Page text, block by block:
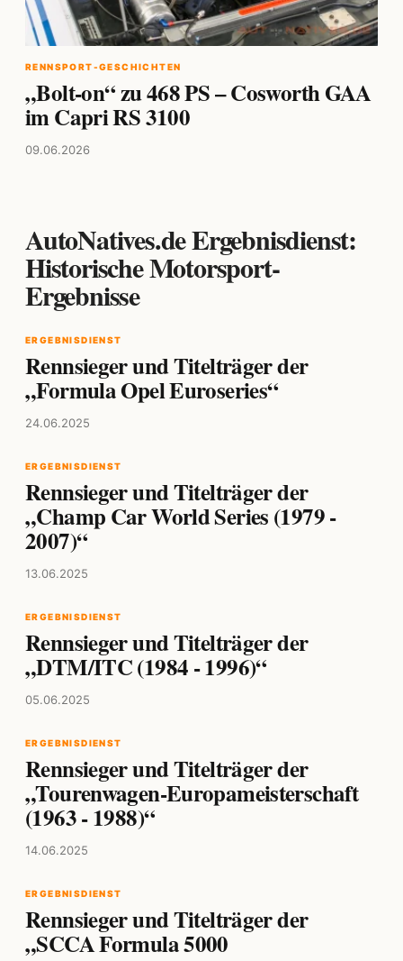
RENNSPORT-GESCHICHTEN
„Bolt-on“ zu 468 PS – Cosworth GAA
im Capri RS 3100
09.06.2026
AutoNatives.de Ergebnisdienst:
Historische Motorsport-
Ergebnisse
ERGEBNISDIENST
Rennsieger und Titelträger der
„Formula Opel Euroseries“
24.06.2025
ERGEBNISDIENST
Rennsieger und Titelträger der
„Champ Car World Series (1979 -
2007)“
13.06.2025
ERGEBNISDIENST
Rennsieger und Titelträger der
„DTM/ITC (1984 - 1996)“
05.06.2025
ERGEBNISDIENST
Rennsieger und Titelträger der
„Tourenwagen-Europameisterschaft
(1963 - 1988)“
14.06.2025
ERGEBNISDIENST
Rennsieger und Titelträger der
„SCCA Formula 5000